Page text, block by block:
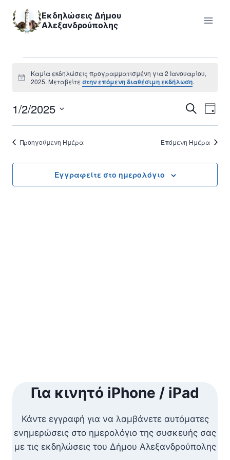
content
Εκδηλώσεις Δήμου
Αλεξανδρούπολης
Εκδηλώσεις
2
Ιανουαρίου,
2025
Notice
Καμία εκδηλώσεις προγραμματισμένη για 2 Ιανουαρίου,
2025. Μεταβείτε στην επόμενη διαθέσιμη εκδήλωση.
Αναζήτηση
Ημέρα
1/2/2025
Επιλέξτε
ημερομηνία
Προηγούμενη Ημέρα Επόμενη Ημέρα
Εγγραφείτε στο ημερολόγιο
Για κινητό iPhone / iPad
Κάντε εγγραφή για να λαμβάνετε αυτόματες
ενημερώσεις στο ημερολόγιο της συσκευής σας
με τις εκδηλώσεις του Δήμου Αλεξανδρούπολης